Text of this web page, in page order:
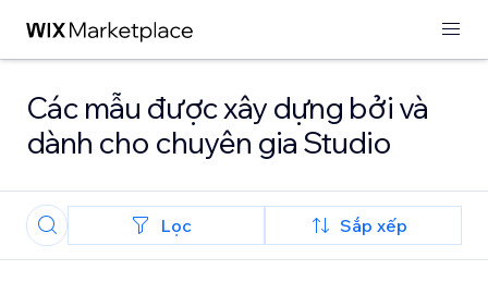
Các mẫu được xây dựng bởi và
dành cho chuyên gia Studio
Lọc Sắp xếp